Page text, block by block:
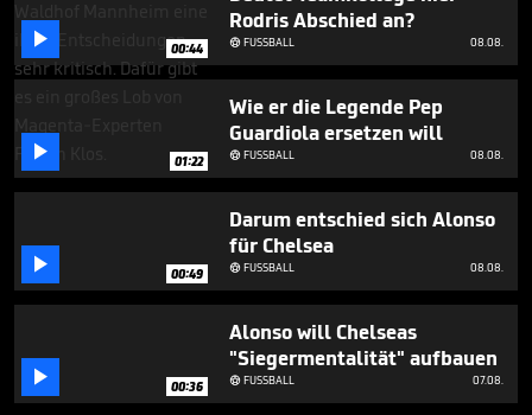
7
seconds
 00:44
Rodris Abschied an?
FUSSBALL 08.08.
 01:22
Wie er die Legende Pep
Guardiola ersetzen will
FUSSBALL 08.08.
 00:49
Darum entschied sich Alonso
für Chelsea
FUSSBALL 08.08.
 00:36
Alonso will Chelseas
"Siegermentalität" aufbauen
FUSSBALL 07.08.